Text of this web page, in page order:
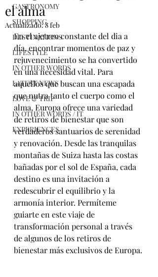
GASTRONOMY
SHOPPING
DESTINATIONS
LIFESTYLE
IN OTHER WORDS
LATEST NEWS
LOVE & TRIP
IN OTHER WORDS / IT
EXPERIENCES
el alma
Actualizado:8 feb
En el ajetreo constante del dia a
día, encontrar momentos de paz y
rejuvenecimiento se ha convertido
en una necesidad vital. Para
aquellos que buscan una escapada
que nutra tanto el cuerpo como el
alma, Europa ofrece una variedad
de retiros de bienestar que son
verdaderos santuarios de serenidad
y renovación. Desde las tranquilas
montañas de Suiza hasta las costas
bañadas por el sol de España, cada
destino es una invitación a
redescubrir el equilibrio y la
armonía interior. Permíteme
guiarte en este viaje de
transformación personal a través
de algunos de los retiros de
bienestar más exclusivos de Europa.